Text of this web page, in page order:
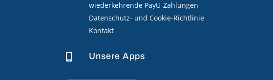
wiederkehrende PayU-Zahlungen
Datenschutz- und Cookie-Richtlinie
Kontakt
 Unsere Apps